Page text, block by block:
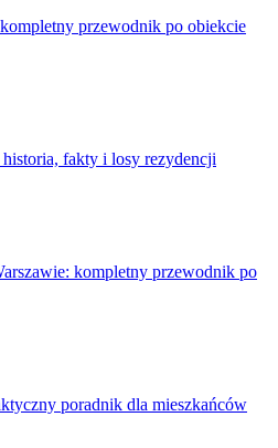
przewodnik po obiekcie
historia, fakty i losy rezydencji
kompletny przewodnik po
poradnik dla mieszkańców